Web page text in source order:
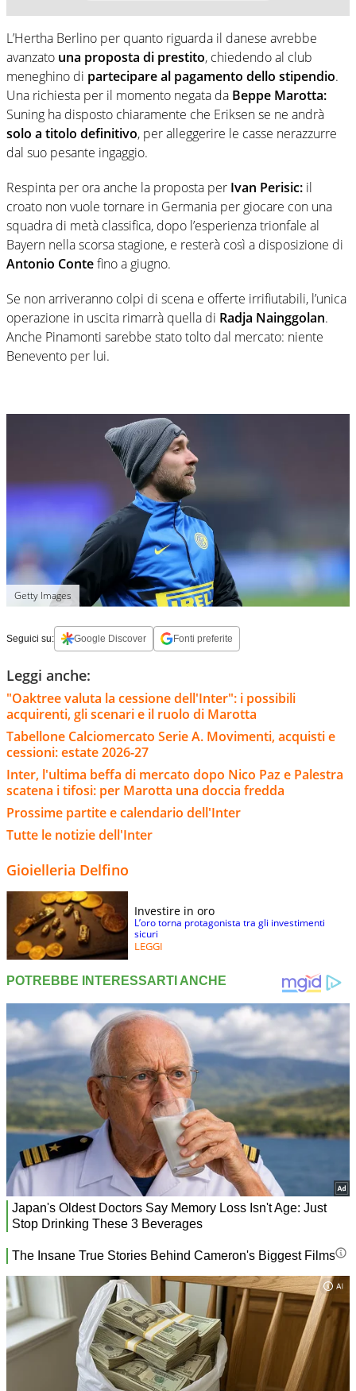
L’Hertha Berlino per quanto riguarda il danese avrebbe
avanzato una proposta di prestito, chiedendo al club
meneghino di partecipare al pagamento dello stipendio.
Una richiesta per il momento negata da Beppe Marotta:
Suning ha disposto chiaramente che Eriksen se ne andrà
solo a titolo definitivo, per alleggerire le casse nerazzurre
dal suo pesante ingaggio.
Respinta per ora anche la proposta per Ivan Perisic: il
croato non vuole tornare in Germania per giocare con una
squadra di metà classifica, dopo l’esperienza trionfale al
Bayern nella scorsa stagione, e resterà così a disposizione di
Antonio Contefino a giugno.
Se non arriveranno colpi di scena e offerte irrifiutabili, l’unica
operazione in uscita rimarrà quella di Radja Nainggolan.
Anche Pinamonti sarebbe stato tolto dal mercato: niente
Benevento per lui.
Getty Images
Seguici su: Google Discover Fonti preferite
Leggi anche:
"Oaktree valuta la cessione dell'Inter": i possibili
acquirenti, gli scenari e il ruolo di Marotta
Tabellone Calciomercato Serie A. Movimenti, acquisti e
cessioni: estate 2026-27
Inter, l'ultima beffa di mercato dopo Nico Paz e Palestra
scatena i tifosi: per Marotta una doccia fredda
Prossime partite e calendario dell'Inter
Tutte le notizie dell'Inter
Gioielleria Delfino
Investire in oro
L’oro torna protagonista tra gli investimenti
sicuri
LEGGI